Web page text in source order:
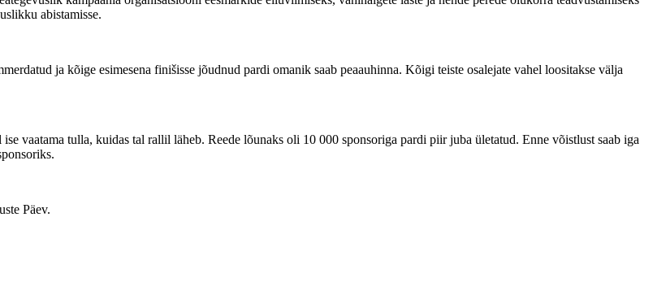
abistamisse.
ja kõige esimesena finišisse jõudnud pardi omanik saab peaauhinna. Kõigi teiste osalejate vahel loositakse välja
vaatama tulla, kuidas tal rallil läheb. Reede lõunaks oli 10 000 sponsoriga pardi piir juba ületatud. Enne võistlust saab iga
Päev.